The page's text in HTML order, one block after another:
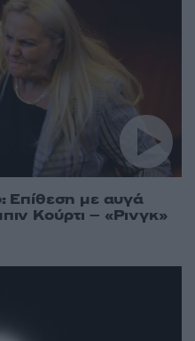
Επίθεση με αυγά
Κούρτι – «Ρινγκ»